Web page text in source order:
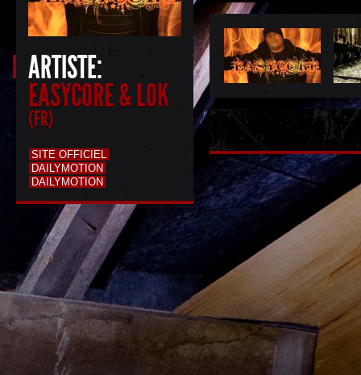
ARTISTE:
EASYCORE & LOK
(FR)
SITE OFFICIEL
DAILYMOTION
DAILYMOTION